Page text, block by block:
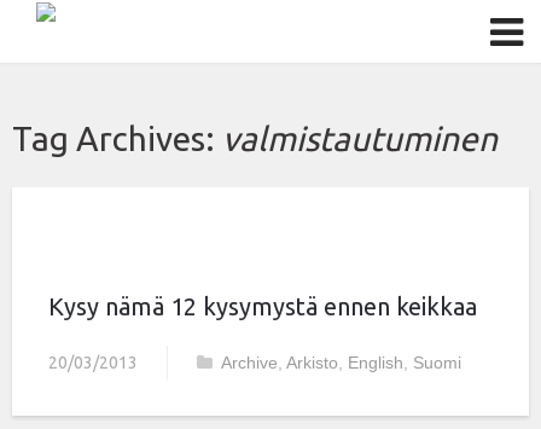
Tag Archives: valmistautuminen
Kysy nämä 12 kysymystä ennen keikkaa
20/03/2013 Archive Arkisto English Suomi